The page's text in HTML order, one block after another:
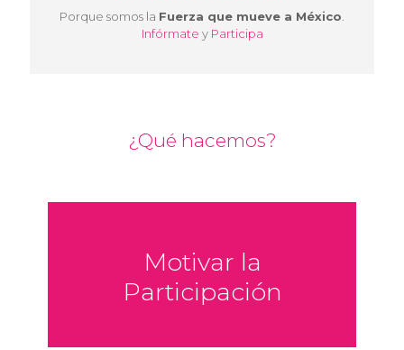
Porque somos la Fuerza que mueve a México
Infórmate y Participa
¿Qué hacemos?
Motivar la
Participación